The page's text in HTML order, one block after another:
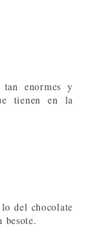
enormes y
tienen en la
del chocolate
besote.